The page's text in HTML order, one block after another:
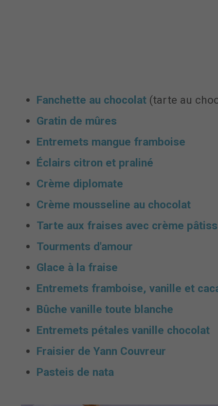
Fanchette au chocolat (tarte au
Gratin de mûres
Entremets mangue framboise
Éclairs citron et praliné
Crème diplomate
Crème mousseline au chocolat
Tarte aux fraises avec crème
Tourments d'amour
Glace à la fraise
Entremets framboise, vanille et
Bûche vanille toute blanche
Entremets pétales vanille chocolat
Fraisier de Yann Couvreur
Pasteis de nata